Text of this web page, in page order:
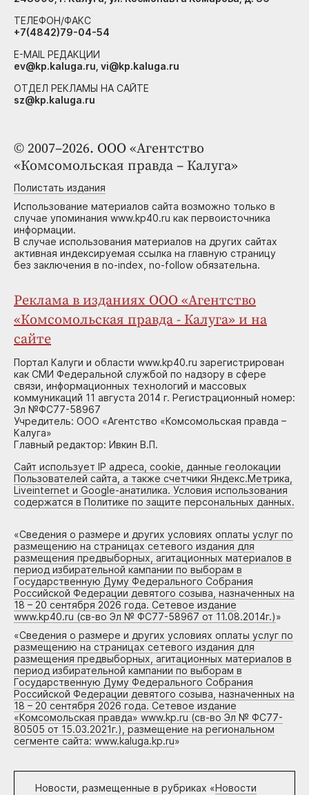
© 2007–2026. ООО «Агентство
«Комсомольская правда – Калуга»
Полистать издания
Использование материалов сайта возможно только в
случае упоминания www.kp40.ru как первоисточника
информации.
В случае использования материалов на других сайтах
активная индексируемая ссылка на главную страницу
без заключения в no-index, no-follow обязательна.
Реклама в изданиях ООО «Агентство
«Комсомольская правда - Калуга» и на
сайте
Портал Калуги и области www.kp40.ru зарегистрирован
как СМИ Федеральной службой по надзору в сфере
связи, информационных технологий и массовых
коммуникаций 11 августа 2014 г. Регистрационный номер:
Эл №ФС77-58967
Учредитель: ООО «Агентство «Комсомольская правда –
Калуга»
Главный редактор: Ивкин В.П.
Сайт использует IP адреса, cookie, данные геолокации
Пользователей сайта, а также счетчики Яндекс.Метрика,
Liveinternet и Google-анатилика. Условия использования
содержатся в Политике по защите персональных данных.
«Сведения о размере и других условиях оплаты услуг по
размещению на страницах сетевого издания для
размещения предвыборных, агитационных материалов в
период избирательной кампании по выборам в
Государственную Думу Федерального Собрания
Российской Федерации девятого созыва, назначенных на
18 – 20 сентября 2026 года. Сетевое издание
www.kp40.ru (св-во Эл № ФС77-58967 от 11.08.2014г.)»
«Сведения о размере и других условиях оплаты услуг по
размещению на страницах сетевого издания для
размещения предвыборных, агитационных материалов в
период избирательной кампании по выборам в
Государственную Думу Федерального Собрания
Российской Федерации девятого созыва, назначенных на
18 – 20 сентября 2026 года. Сетевое издание
«Комсомольская правда» www.kp.ru (св-во Эл № ФС77-
80505 от 15.03.2021г.), размещение на региональном
сегменте сайта: www.kaluga.kp.ru»
Новости, размещенные в рубриках «Новости
ТЕЛЕФОН/ФАКС
+7(4842)79-04-54
E-MAIL РЕДАКЦИИ
ev@kp.kaluga.ru, vi@kp.kaluga.ru
ОТДЕЛ РЕКЛАМЫ НА САЙТЕ
sz@kp.kaluga.ru